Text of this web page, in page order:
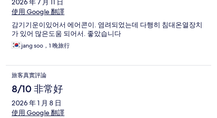
2026 年 7 月 11 日
使用 Google 翻譯
감기기운이있어서 에어콘이. 염려되었는데 다행히 침대온열장치
가 있어 많은도움 되어서. 좋았습니다
jang soo，1 晚旅行
旅客真實評論
8/10 非常好
2026 年 1 月 8 日
使用 Google 翻譯